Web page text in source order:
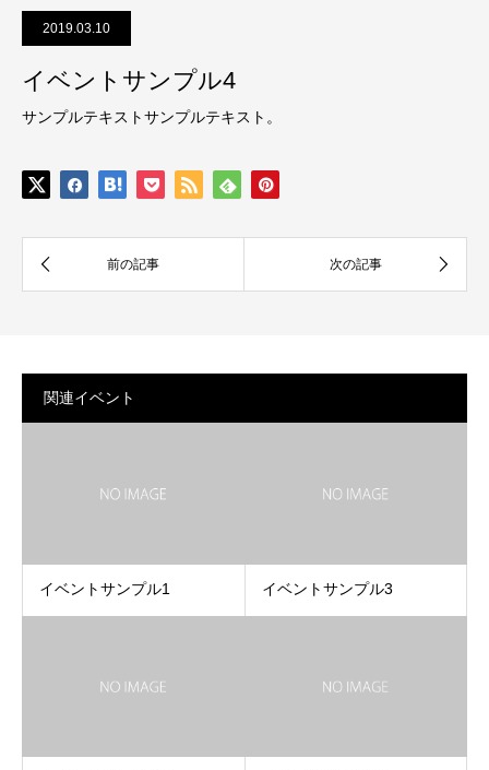
2019.03.10
イベントサンプル4
サンプルテキストサンプルテキスト。
関連イベント
イベントサンプル1 イベントサンプル3